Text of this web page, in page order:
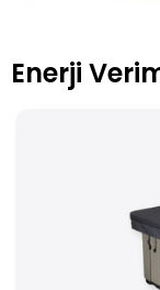
Enerji